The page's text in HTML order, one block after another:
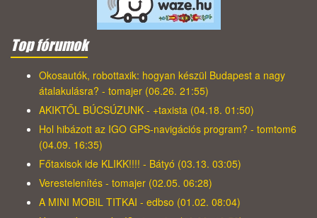
Top fórumok
Okosautók, robottaxik: hogyan készül Budapest a nagy
átalakulásra? - tomajer (06.26. 21:55)
AKIKTŐL BÚCSÚZUNK - +taxista (04.18. 01:50)
Hol hibázott az IGO GPS-navigációs program? - tomtom6
(04.09. 16:35)
Főtaxisok ide KLIKK!!!! - Bátyó (03.13. 03:05)
Verestelenítés - tomajer (02.05. 06:28)
A MINI MOBIL TITKAI - edbso (01.02. 08:04)